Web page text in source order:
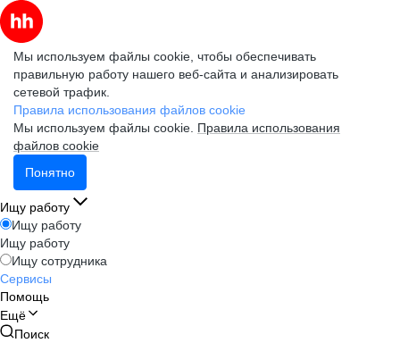
Мы используем файлы cookie, чтобы обеспечивать
правильную работу нашего веб-сайта и анализировать
сетевой трафик.
Правила использования файлов cookie
Мы используем файлы cookie. Правила использования
файлов cookie
Понятно
Ищу работу
Ищу работу
Ищу работу
Ищу сотрудника
Сервисы
Помощь
Ещё
Поиск